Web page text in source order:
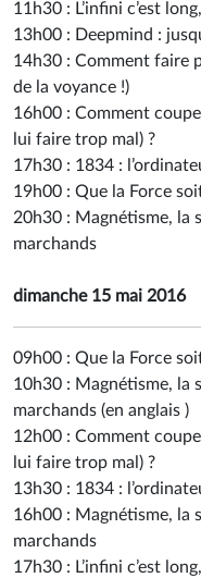
11h30 : L’infini c’est
13h00 : Deepmind :
14h30 : Comment faire
de la voyance !)
16h00 : Comment
lui faire trop mal) ?
17h30 : 1834 :
19h00 : Que la Force
20h30 : Magnétisme, la
marchands
dimanche 15 mai 2016
09h00 : Que la Force
10h30 : Magnétisme, la
marchands (en anglais )
12h00 : Comment
lui faire trop mal) ?
13h30 : 1834 :
16h00 : Magnétisme, la
marchands
17h30 : L’infini c’est